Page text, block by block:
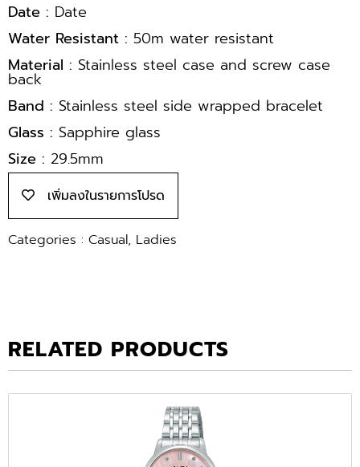
Date : Date
Water Resistant : 50m water resistant
Material : Stainless steel case and screw case
back
Band : Stainless steel side wrapped bracelet
Glass : Sapphire glass
Size : 29.5mm
เพิ่มลงในรายการโปรด
Categories : Casual, Ladies
RELATED PRODUCTS